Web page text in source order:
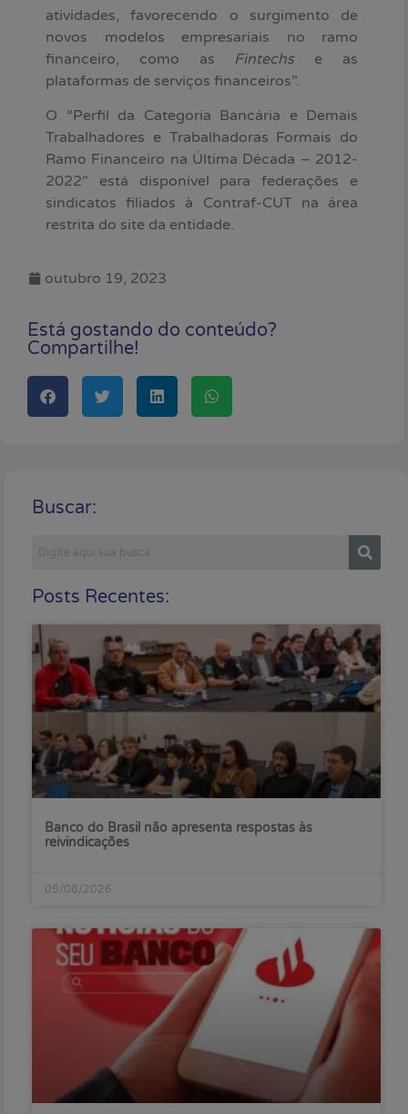
atividades, favorecendo o surgimento de
novos modelos empresariais no ramo
financeiro, como as Fintechse as
plataformas de serviços financeiros”.
O “Perfil da Categoria Bancária e Demais
Trabalhadores e Trabalhadoras Formais do
Ramo Financeiro na Última Década – 2012-
2022” está disponível para federações e
sindicatos filiados à Contraf-CUT na área
restrita do site da entidade.
outubro 19, 2023
Está gostando do conteúdo?
Compartilhe!
Buscar:
Posts Recentes:
Banco do Brasil não apresenta respostas às
reivindicações
05/08/2026